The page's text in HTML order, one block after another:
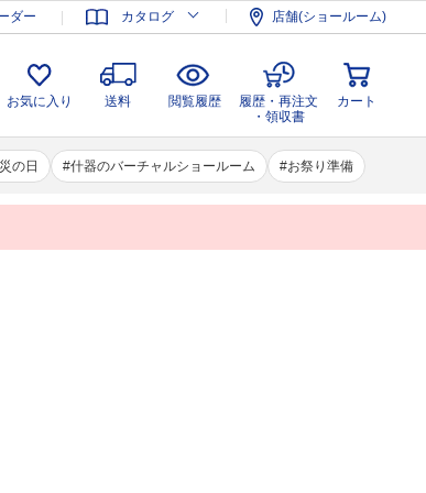
ダー カタログ 店舗(ショールーム)
お気に入り 送料 閲覧履歴
履歴・再注文
・領収書
カート
の日 什器のバーチャルショールーム お祭り準備
ン お気に入り 送料 閲覧履歴
履歴・再注文
・領収書
カート